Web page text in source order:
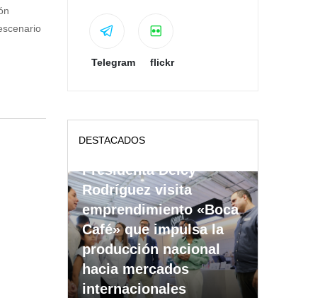
Telegram flickr
DESTACADOS
Presidenta Delcy
Rodríguez visita
emprendimiento «Boca
Café» que impulsa la
producción nacional
hacia mercados
internacionales